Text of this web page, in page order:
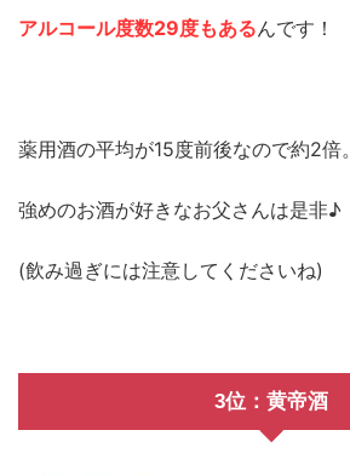
アルコール度数29度もあるんです！
薬用酒の平均が15度前後なので約2倍。
強めのお酒が好きなお父さんは是非♪
(飲み過ぎには注意してくださいね)
3位：黄帝酒